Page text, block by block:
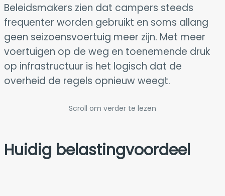
Beleidsmakers zien dat campers steeds
frequenter worden gebruikt en soms allang
geen seizoensvoertuig meer zijn. Met meer
voertuigen op de weg en toenemende druk
op infrastructuur is het logisch dat de
overheid de regels opnieuw weegt.
Scroll om verder te lezen
Huidig belastingvoordeel